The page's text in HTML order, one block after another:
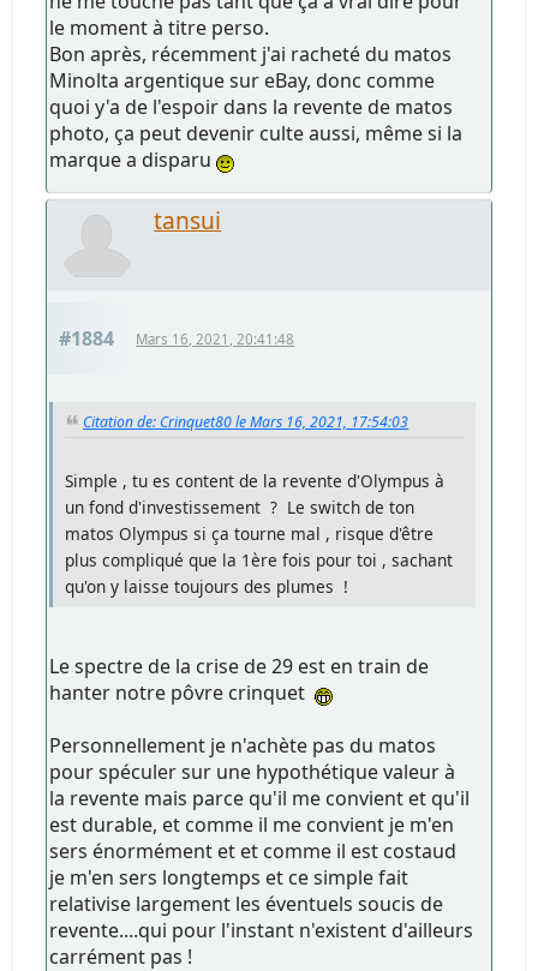
le moment à titre perso.
Bon après, récemment j'ai racheté du matos
Minolta argentique sur eBay, donc comme
quoi y'a de l'espoir dans la revente de matos
photo, ça peut devenir culte aussi, même si la
marque a disparu
tansui
#1884 Mars 16, 2021, 20:41:48
Citation de: Crinquet80 le Mars 16, 2021, 17:54:03
Simple , tu es content de la revente d'Olympus à
un fond d'investissement ? Le switch de ton
matos Olympus si ça tourne mal , risque d'être
plus compliqué que la 1ère fois pour toi , sachant
qu'on y laisse toujours des plumes !
Le spectre de la crise de 29 est en train de
hanter notre pôvre crinquet
Personnellement je n'achète pas du matos
pour spéculer sur une hypothétique valeur à
la revente mais parce qu'il me convient et qu'il
est durable, et comme il me convient je m'en
sers énormément et et comme il est costaud
je m'en sers longtemps et ce simple fait
relativise largement les éventuels soucis de
revente....qui pour l'instant n'existent d'ailleurs
carrément pas !